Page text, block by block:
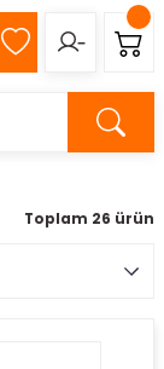
Toplam 26 ürün